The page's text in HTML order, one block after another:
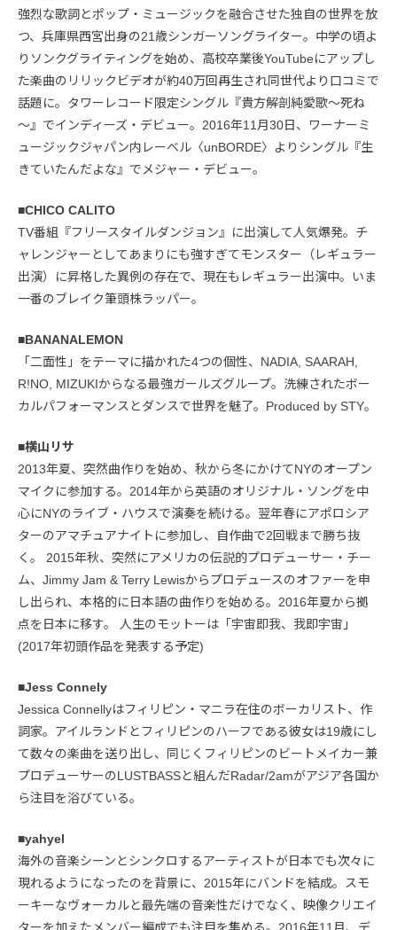
強烈な歌詞とポップ・ミュージックを融合させた独自の世界を放
つ、兵庫県西宮出身の21歳シンガーソングライター。中学の頃よ
りソンクグライティングを始め、高校卒業後YouTubeにアップし
た楽曲のリリックビデオが約40万回再生され同世代より口コミで
話題に。タワーレコード限定シングル『貴方解剖純愛歌～死ね
～』でインディーズ・デビュー。2016年11月30日、ワーナーミ
ュージックジャパン内レーベル〈unBORDE〉よりシングル『生
きていたんだよな』でメジャー・デビュー。
■CHICO CALITO
TV番組『フリースタイルダンジョン』に出演して人気爆発。チ
ャレンジャーとしてあまりにも強すぎてモンスター（レギュラー
出演）に昇格した異例の存在で、現在もレギュラー出演中。いま
一番のブレイク筆頭株ラッパー。
■BANANALEMON
「二面性」をテーマに描かれた4つの個性、NADIA, SAARAH,
R!NO, MIZUKIからなる最強ガールズグループ。洗練されたボー
カルパフォーマンスとダンスで世界を魅了。Produced by STY。
■横山リサ
2013年夏、突然曲作りを始め、秋から冬にかけてNYのオープン
マイクに参加する。2014年から英語のオリジナル・ソングを中
心にNYのライブ・ハウスで演奏を続ける。翌年春にアポロシア
ターのアマチュアナイトに参加し、自作曲で2回戦まで勝ち抜
く。 2015年秋、突然にアメリカの伝説的プロデューサー・チー
ム、Jimmy Jam & Terry Lewisからプロデュースのオファーを申
し出られ、本格的に日本語の曲作りを始める。2016年夏から拠
点を日本に移す。 人生のモットーは「宇宙即我、我即宇宙」
(2017年初頭作品を発表する予定)
■Jess Connely
Jessica Connellyはフィリピン・マニラ在住のボーカリスト、作
詞家。アイルランドとフィリピンのハーフである彼女は19歳にし
て数々の楽曲を送り出し、同じくフィリピンのビートメイカー兼
プロデューサーのLUSTBASSと組んだRadar/2amがアジア各国か
ら注目を浴びている。
■yahyel
海外の音楽シーンとシンクロするアーティストが日本でも次々に
現れるようになったのを背景に、2015年にバンドを結成。スモ
ーキーなヴォーカルと最先端の音楽性だけでなく、映像クリエイ